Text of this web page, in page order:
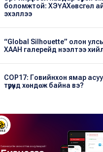
боломжтой: ХЭҮА​Хөвсгөл
эхэллээ
“Global Silhouette” олон
ХААН галерейд нээлтээ
COP17: Говийнхон ямар
түрүүнд хөндөж байна вэ?